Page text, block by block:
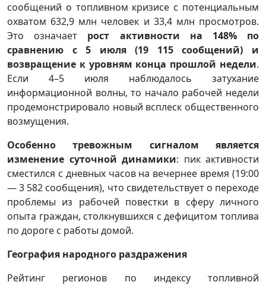
сообщений о топливном кризисе с потенциальным
охватом 632,9 млн человек и 33,4 млн просмотров.
Это означает рост активности на 148% по
сравнению с 5 июля (19 115 сообщений) и
возвращение к уровням конца прошлой недели.
Если 4–5 июля наблюдалось затухание
информационной волны, то начало рабочей недели
продемонстрировало новый всплеск общественного
возмущения.
Особенно тревожным сигналом является
изменение суточной динамики: пик активности
сместился с дневных часов на вечернее время (19:00
— 3 582 сообщения), что свидетельствует о переходе
проблемы из рабочей повестки в сферу личного
опыта граждан, столкнувшихся с дефицитом топлива
по дороге с работы домой.
География народного раздражения
Рейтинг регионов по индексу топливной